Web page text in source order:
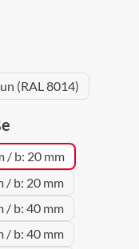
(RAL 8014)
/ b: 20 mm
/ b: 20 mm
/ b: 40 mm
/ b: 40 mm